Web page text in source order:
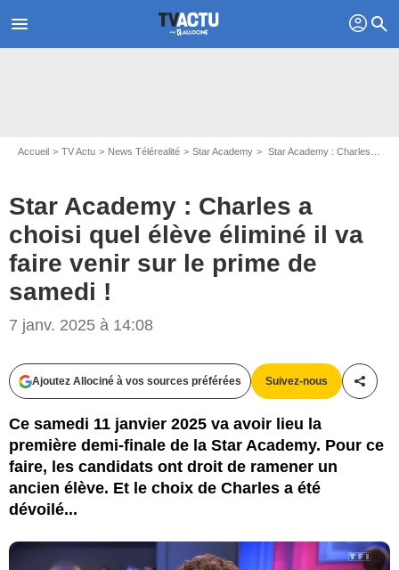
menu profil search
Accueil TV Actu News Télérealité Star Academy Star Academy : Charles a choisi quel élève éliminé il va faire venir sur le prime de samedi !
Star Academy : Charles a
choisi quel élève éliminé il va
faire venir sur le prime de
samedi !
7 janv. 2025 à 14:08
Ajoutez Allociné à vos sources préférées Suivez-nous
Ce samedi 11 janvier 2025 va avoir lieu la
première demi-finale de la Star Academy. Pour ce
faire, les candidats ont droit de ramener un
ancien élève. Et le choix de Charles a été
dévoilé...